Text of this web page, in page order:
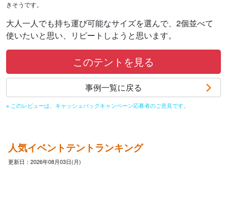
きそうです。
大人一人でも持ち運び可能なサイズを選んで、2個並べて
使いたいと思い、リピートしようと思います。
このテントを見る
事例一覧に戻る
※ このレビューは、キャッシュバックキャンペーン応募者のご意見です。
人気イベントテントランキング
更新日：2026年08月03日(月)